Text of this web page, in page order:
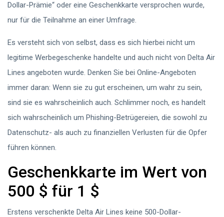
Dollar-Prämie“ oder eine Geschenkkarte versprochen wurde,
nur für die Teilnahme an einer Umfrage.
Es versteht sich von selbst, dass es sich hierbei nicht um
legitime Werbegeschenke handelte und auch nicht von Delta Air
Lines angeboten wurde. Denken Sie bei Online-Angeboten
immer daran: Wenn sie zu gut erscheinen, um wahr zu sein,
sind sie es wahrscheinlich auch. Schlimmer noch, es handelt
sich wahrscheinlich um Phishing-Betrügereien, die sowohl zu
Datenschutz- als auch zu finanziellen Verlusten für die Opfer
führen können.
Geschenkkarte im Wert von
500 $ für 1 $
Erstens verschenkte Delta Air Lines keine 500-Dollar-